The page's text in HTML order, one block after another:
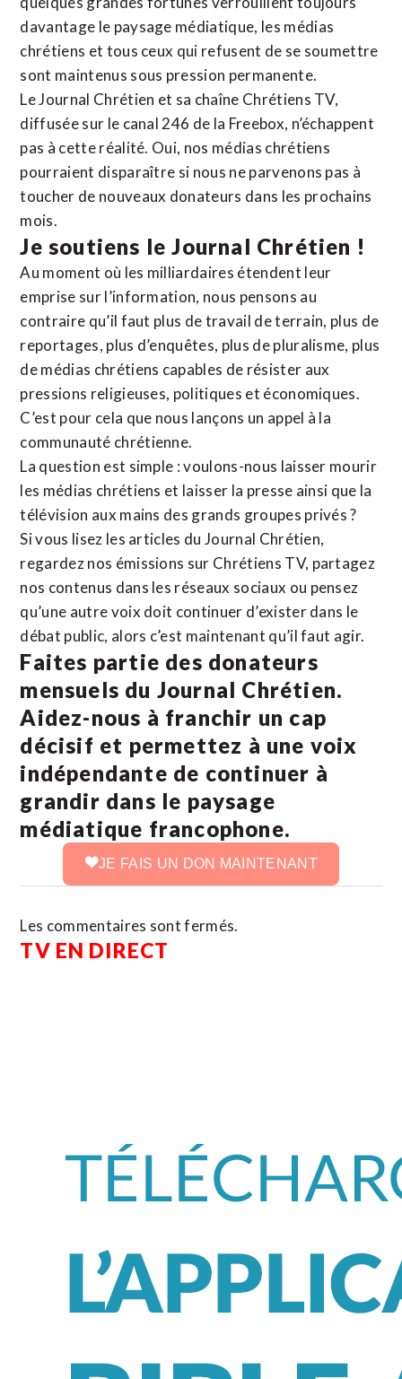
davantage le paysage médiatique, les médias
chrétiens et tous ceux qui refusent de se soumettre
sont maintenus sous pression permanente.
Le Journal Chrétien et sa chaîne Chrétiens TV,
diffusée sur le canal 246 de la Freebox, n’échappent
pas à cette réalité. Oui, nos médias chrétiens
pourraient disparaître si nous ne parvenons pas à
toucher de nouveaux donateurs dans les prochains
mois.
Je soutiens le Journal Chrétien !
Au moment où les milliardaires étendent leur
emprise sur l’information, nous pensons au
contraire qu’il faut plus de travail de terrain, plus de
reportages, plus d’enquêtes, plus de pluralisme, plus
de médias chrétiens capables de résister aux
pressions religieuses, politiques et économiques.
C’est pour cela que nous lançons un appel à la
communauté chrétienne.
La question est simple : voulons-nous laisser mourir
les médias chrétiens et laisser la presse ainsi que la
télévision aux mains des grands groupes privés ?
Si vous lisez les articles du Journal Chrétien,
regardez nos émissions sur Chrétiens TV, partagez
nos contenus dans les réseaux sociaux ou pensez
qu’une autre voix doit continuer d’exister dans le
débat public, alors c’est maintenant qu’il faut agir.
Faites partie des donateurs
mensuels du Journal Chrétien.
Aidez-nous à franchir un cap
décisif et permettez à une voix
indépendante de continuer à
grandir dans le paysage
médiatique francophone.
JE FAIS UN DON MAINTENANT
Les commentaires sont fermés.
TV EN DIRECT